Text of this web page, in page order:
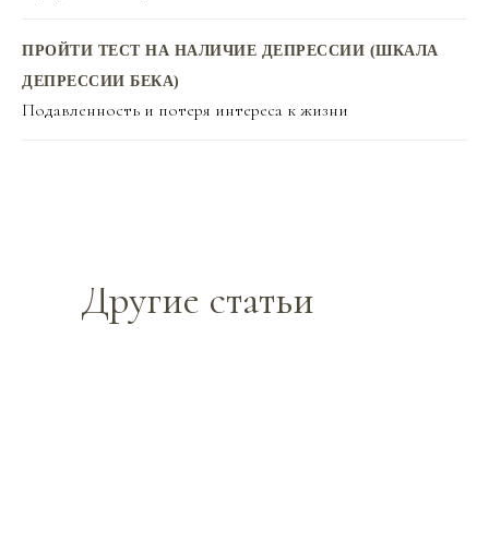
ПРОЙТИ ТЕСТ НА НАЛИЧИЕ ДЕПРЕССИИ (ШКАЛА
ДЕПРЕССИИ БЕКА)
Подавленность и потеря интереса к жизни
Другие статьи